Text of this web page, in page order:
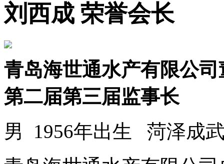
刘西成 荣誉会长
青岛海世通水产有限公
第二届第三届监事长
男 1956年出生 菏泽成